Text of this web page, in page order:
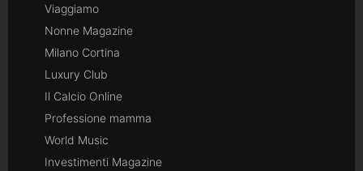
Viaggiamo
Nonne Magazine
Milano Cortina
Luxury Club
Il Calcio Online
Professione mamma
World Music
Investimenti Magazine